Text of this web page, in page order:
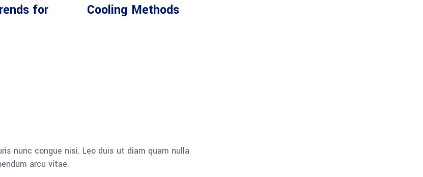
for
Cooling Methods
nunc congue nisi. Leo duis ut diam quam nulla
arcu vitae.